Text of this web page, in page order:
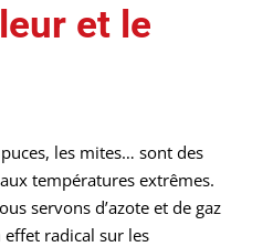
et le
les mites… sont des
températures extrêmes.
servons d’azote et de gaz
radical sur les